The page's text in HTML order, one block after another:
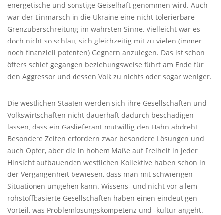
energetische und sonstige Geiselhaft genommen wird. Auch
war der Einmarsch in die Ukraine eine nicht tolerierbare
Grenzüberschreitung im wahrsten Sinne. Vielleicht war es
doch nicht so schlau, sich gleichzeitig mit zu vielen (immer
noch finanziell potenten) Gegnern anzulegen. Das ist schon
öfters schief gegangen beziehungsweise führt am Ende für
den Aggressor und dessen Volk zu nichts oder sogar weniger.
Die westlichen Staaten werden sich ihre Gesellschaften und
Volkswirtschaften nicht dauerhaft dadurch beschädigen
lassen, dass ein Gaslieferant mutwillig den Hahn abdreht.
Besondere Zeiten erfordern zwar besondere Lösungen und
auch Opfer, aber die in hohem Maße auf Freiheit in jeder
Hinsicht aufbauenden westlichen Kollektive haben schon in
der Vergangenheit bewiesen, dass man mit schwierigen
Situationen umgehen kann. Wissens- und nicht vor allem
rohstoffbasierte Gesellschaften haben einen eindeutigen
Vorteil, was Problemlösungskompetenz und -kultur angeht.